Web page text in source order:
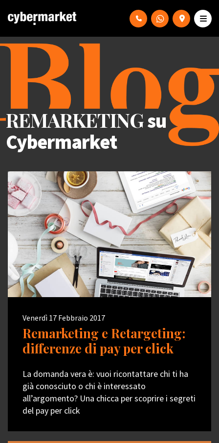
REMARKETINGsu
Cybermarket
Venerdì 17 Febbraio 2017
Remarketing e Retargeting:
differenze di pay per click
La domanda vera è: vuoi ricontattare chi ti ha
già conosciuto o chi è interessato
all’argomento? Una chicca per scoprire i segreti
del pay per click